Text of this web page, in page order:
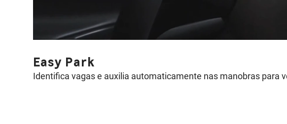
Easy Park
Identifica vagas e auxilia automaticamente nas manobras para